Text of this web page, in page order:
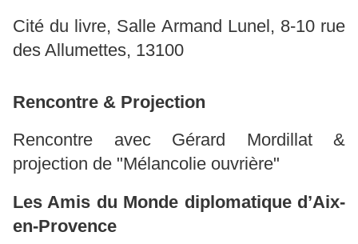
Cité du livre, Salle Armand Lunel, 8-10 rue
des Allumettes, 13100
Rencontre & Projection
Rencontre avec Gérard Mordillat &
projection de "Mélancolie ouvrière"
Les Amis du Monde diplomatique d’Aix-
en-Provence